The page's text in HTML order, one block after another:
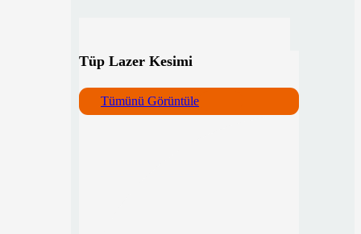
Tüp Lazer Kesimi
Tümünü Görüntüle